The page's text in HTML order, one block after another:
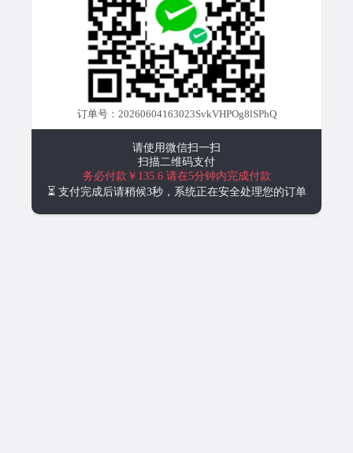
订单号：20260604163023SvkVHPOg8lSPhQ
请使用微信扫一扫
扫描二维码支付
务必付款￥135.6 请在5分钟内完成付款
⏳ 支付完成后请稍候3秒，系统正在安全处理您的订单